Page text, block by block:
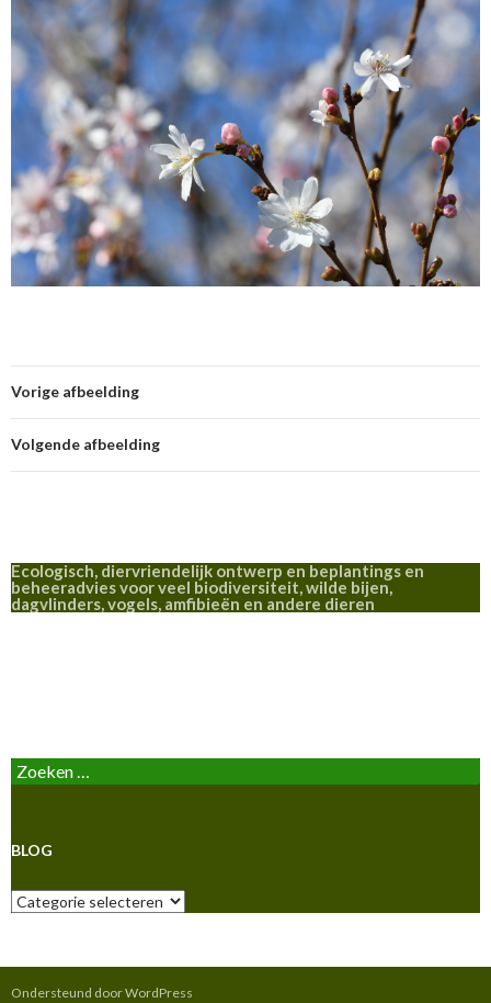
Vorige afbeelding
Volgende afbeelding
Ecologisch, diervriendelijk ontwerp en beplantings en
beheeradvies voor veel biodiversiteit, wilde bijen,
dagvlinders, vogels, amfibieën en andere dieren
Zoeken
naar:
BLOG
Blog
Ondersteund door WordPress